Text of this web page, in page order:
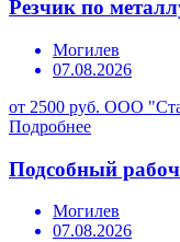
Резчик по
Могилев
07.08.2026
от 2500 руб. ООО
Подробнее
Подсобный
Могилев
07.08.2026